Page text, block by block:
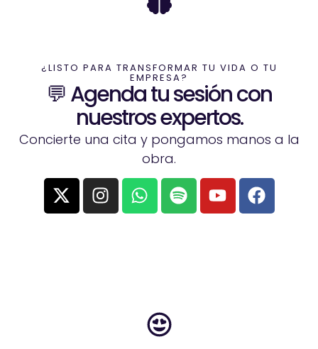
¿LISTO PARA TRANSFORMAR TU VIDA O TU
EMPRESA?
💬 Agenda tu sesión con
nuestros expertos.
Concierte una cita y pongamos manos a la
obra.